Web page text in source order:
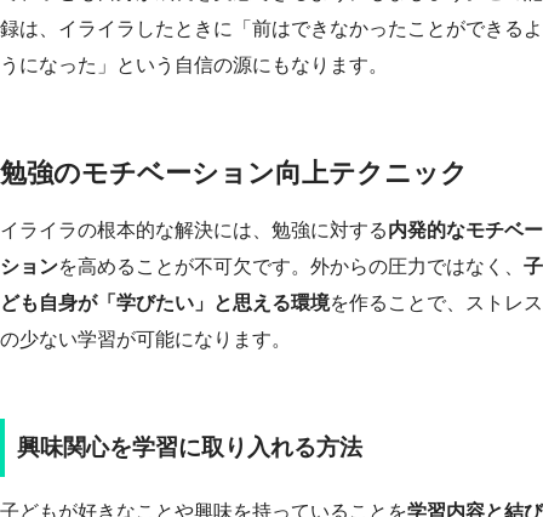
録は、イライラしたときに「前はできなかったことができるよ
うになった」という自信の源にもなります。
勉強のモチベーション向上テクニック
イライラの根本的な解決には、勉強に対する内発的なモチベー
ションを高めることが不可欠です。外からの圧力ではなく、 子
ども自身が「学びたい」と思える環境を作ることで、ストレス
の少ない学習が可能になります。
興味関心を学習に取り入れる方法
子どもが好きなことや興味を持っていることを学習内容と結び